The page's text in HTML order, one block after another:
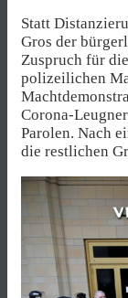
Statt
Gros der
Zuspruch für
polizeilichen
Corona-
Parolen. Nach
die restlichen